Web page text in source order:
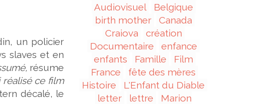
un policier
slaves et en
résume
réalisé ce film
décalé, le
Audiovisuel
Belgique
birth mother
Canada
Craiova
création
Documentaire
enfance
enfants
Famille
Film
France
fête des mères
Histoire
L'Enfant du Diable
letter
lettre
Marion